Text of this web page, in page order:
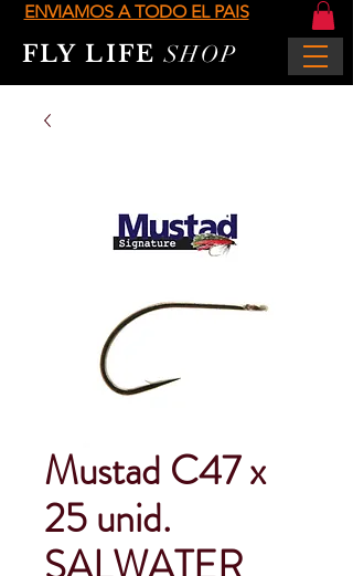
ENVIAMOS A TODO EL PAIS
FLY LIFESHOP
Mustad C47 x
25 unid.